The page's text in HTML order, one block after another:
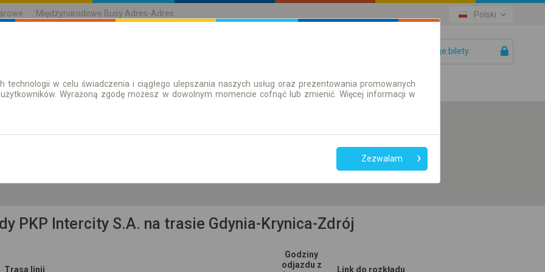
Międzynarodowe Busy Adres-Adres Polski
Twoje bilety
| Bilety Bilety okresowe
przesiadek
Tylko bilet online
PKP Intercity S.A. na trasie Gdynia-Krynica-Zdrój
Trasa linii
Godziny
odjazdu z
Link do rozkładu
technologii w celu świadczenia i ciągłego ulepszania naszych usług oraz prezentowania promowanych
Wyrażoną zgodę możesz w dowolnym momencie cofnąć lub zmienić. Więcej informacji w
Zezwalam